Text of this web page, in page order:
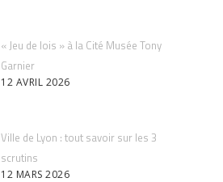
« Jeu de lois » à la Cité Musée Tony
Garnier
12 AVRIL 2026
Ville de Lyon : tout savoir sur les 3
scrutins
12 MARS 2026